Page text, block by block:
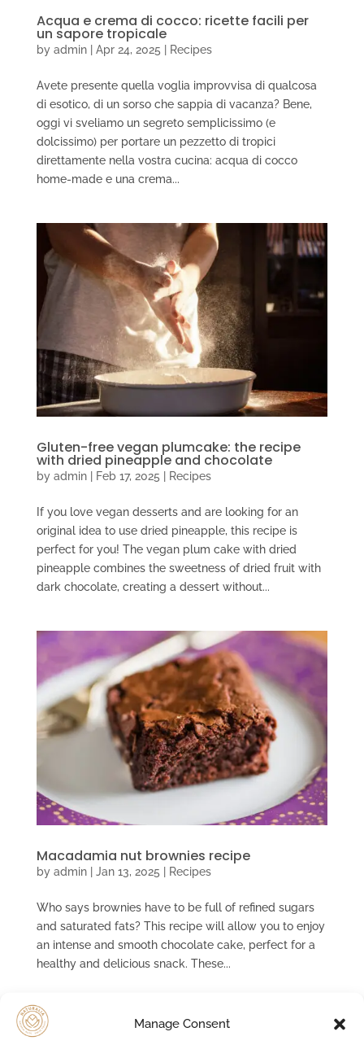
Manage Consent
Acqua e crema di cocco: ricette facili per
un sapore tropicale
by admin| Apr 24, 2025 Recipes
Avete presente quella voglia improvvisa di qualcosa
di esotico, di un sorso che sappia di vacanza? Bene,
oggi vi sveliamo un segreto semplicissimo (e
dolcissimo) per portare un pezzetto di tropici
direttamente nella vostra cucina: acqua di cocco
home-made e una crema...
Gluten-free vegan plumcake: the recipe
with dried pineapple and chocolate
by admin| Feb 17, 2025 Recipes
If you love vegan desserts and are looking for an
original idea to use dried pineapple, this recipe is
perfect for you! The vegan plum cake with dried
pineapple combines the sweetness of dried fruit with
dark chocolate, creating a dessert without...
Macadamia nut brownies recipe
by admin| Jan 13, 2025 Recipes
Who says brownies have to be full of refined sugars
and saturated fats? This recipe will allow you to enjoy
an intense and smooth chocolate cake, perfect for a
healthy and delicious snack. These...